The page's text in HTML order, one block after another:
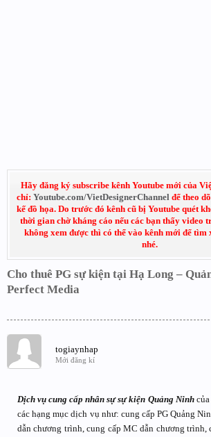
Hãy đăng ký subscribe kênh Youtube mới của
chỉ: Youtube.com/VietDesignerChannel để theo
kế đồ họa. Do trước đó kênh cũ bị Youtube quét
thời gian chờ kháng cáo nếu các bạn thấy video
không xem được thì có thể vào kênh mới để tìm
nhé.
Cho thuê PG sự kiện tại Hạ Long –
Perfect Media
togiaynhap
Mới đăng kí
Dịch vụ cung cấp nhân sự sự kiện Quảng Ninhcủa
các hạng mục dịch vụ như: cung cấp PG Quảng
dẫn chương trình, cung cấp MC dẫn chương trình,